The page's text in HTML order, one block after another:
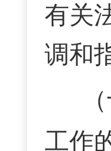
有关
调和
工作